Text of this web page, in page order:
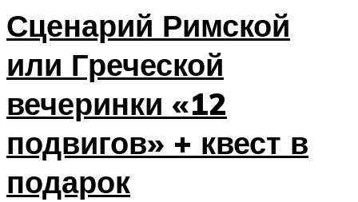
Сценарий Римской
или Греческой
вечеринки «12
подвигов» + квест в
подарок